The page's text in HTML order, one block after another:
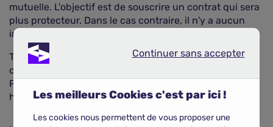
mutuelle. L'objectif est de souscrire un contrat qui sera
plus protecteur. Dans le cas contraire, il n'y a aucun
intérêt à refuser cette mutuelle gratuite.
Trouverune meilleure mutuelle, c'est chercher un
contrat qui sache s'adapter à vos dépenses de santé.
Pour cela, il est nécessaire de prendre en compte vos
habitudes pour déterminer votre besoin.
Continuer sans accepter
Les meilleurs Cookies c'est par ici !
Les cookies nous permettent de vous proposer une
Continuer sans accepter